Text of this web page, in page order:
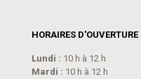
HORAIRES D'OUVERTURE
Lundi : 10 h à 12 h
Mardi : 10 h à 12 h